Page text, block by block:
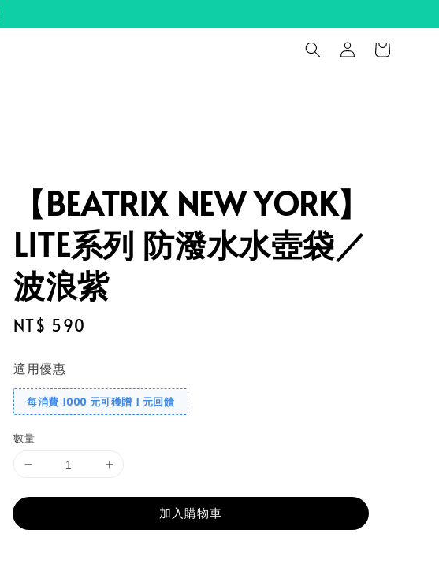
【BEATRIX NEW YORK】
LITE系列 防潑水水壺袋／
波浪紫
Regular
NT$ 590
適用優惠
每消費 1000 元可獲贈 1 元回饋
數量
加入購物車